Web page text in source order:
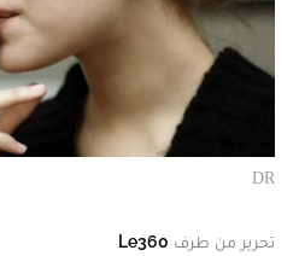
DR
تحرير من طرف Le360